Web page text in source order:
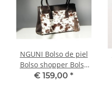
NGUNI Bolso de piel
Bolso shopper Bolso
de mano
€ 159,00 *